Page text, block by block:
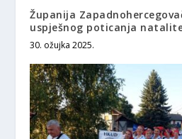
Županija
uspješnog poticanja
30. ožujka 2025.